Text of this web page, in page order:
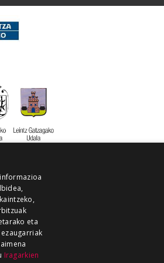
eta
Iragarkien